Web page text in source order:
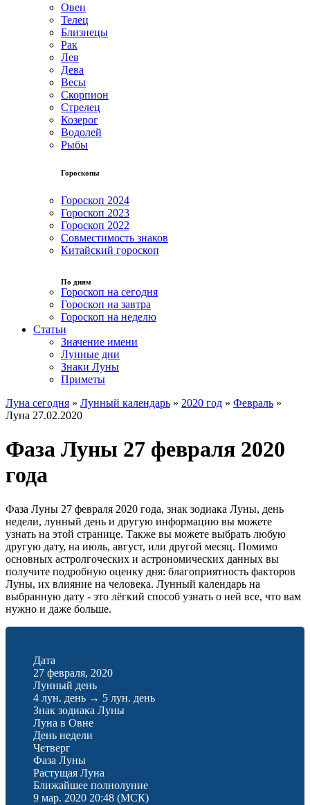
Овен
Телец
Близнецы
Рак
Лев
Дева
Весы
Скорпион
Стрелец
Козерог
Водолей
Рыбы
Гороскопы
Гороскоп 2024
Гороскоп 2023
Гороскоп 2022
Совместимость знаков
Китайский гороскоп
По дням
Гороскоп на сегодня
Гороскоп на завтра
Гороскоп на неделю
Статьи
Значение имени
Лунные дни
Знаки Луны
Приметы
Луна сегодня » Лунный календарь » 2020 год » Февраль »
Луна 27.02.2020
Фаза Луны 27 февраля 2020
года
Фаза Луны 27 февраля 2020 года, знак зодиака Луны, день
недели, лунный день и другую информацию вы можете
узнать на этой странице. Также вы можете выбрать любую
другую дату, на июль, август, или другой месяц. Помимо
основных астролгоческих и астрономических данных вы
получите подробную оценку дня: благоприятность факторов
Луны, их влияние на человека. Лунный календарь на
выбранную дату - это лёгкий способ узнать о ней все, что вам
нужно и даже больше.
Дата
27 февраля, 2020
Лунный день
4 лун. день → 5 лун. день
Знак зодиака Луны
Луна в Овне
День недели
Четверг
Фаза Луны
Растущая Луна
Ближайшее полнолуние
9 мар. 2020 20:48 (МСК)